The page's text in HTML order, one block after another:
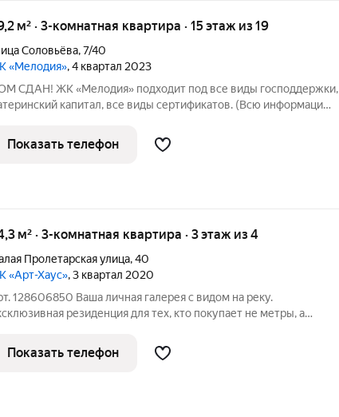
м² · 3-комнатная квартира · 15 этаж из 19
Соловьёва,7/40
ЖК «Мелодия», 4 квартал 2023
СДАН! ЖК «Мелодия» подходит под все виды господдержки,
капитал, все виды сертификатов. (Всю информацию,
можно получить у нас в отделе продаж). ЖК «Мелодия» -
жилой
Показать телефон
м² · 3-комнатная квартира · 3 этаж из 4
Пролетарская улица,40
ЖК «Арт-Хаус», 3 квартал 2020
128606850 Ваша личная галерея с видом на реку.
резиденция для тех, кто покупает не метры, а
готовый мир, созданный для безупречной жизни семьи,
ценит время,
Показать телефон